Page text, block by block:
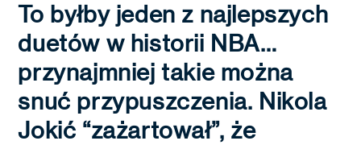
To byłby jeden z najlepszych
duetów w historii NBA…
przynajmniej takie można
snuć przypuszczenia. Nikola
Jokić “zażartował”, że